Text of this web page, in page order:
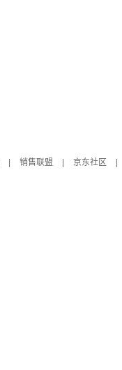
销售联盟 京东社区